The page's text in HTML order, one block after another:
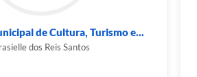
de Cultura, Turismo e...
dos Reis Santos